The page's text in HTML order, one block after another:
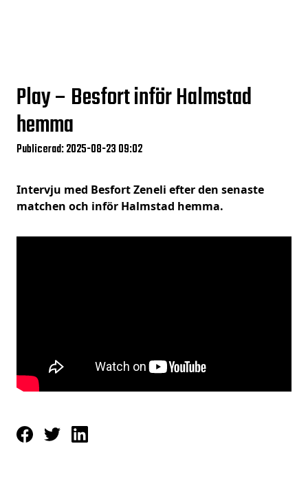
Play – Besfort inför Halmstad
hemma
Publicerad: 2025-08-23 09:02
Intervju med Besfort Zeneli efter den senaste
matchen och inför Halmstad hemma.